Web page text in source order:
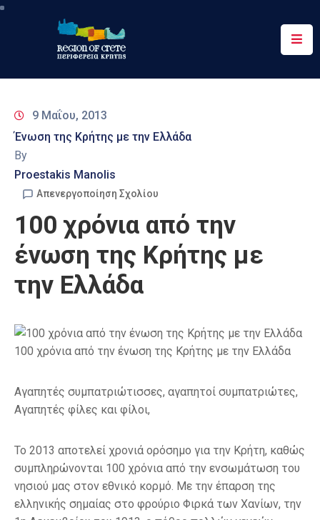
Περιφέρεια
Έργα
&
Δράσεις
Ψηφιακές
Επικοινωνία
9 Μαΐου, 2013
Ένωση της Κρήτης με την Ελλάδα
By
Proestakis Manolis
Απενεργοποίηση Σχολίου
100 χρόνια από την
ένωση της Κρήτης με
την Ελλάδα
100 χρόνια από την ένωση της Κρήτης με την Ελλάδα
Αγαπητές συμπατριώτισσες, αγαπητοί συμπατριώτες,
Αγαπητές φίλες και φίλοι,
Το 2013 αποτελεί χρονιά ορόσημο για την Κρήτη, καθώς
συμπληρώνονται 100 χρόνια από την ενσωμάτωση του
νησιού μας στον εθνικό κορμό. Με την έπαρση της
ελληνικής σημαίας στο φρούριο Φιρκά των Χανίων, την